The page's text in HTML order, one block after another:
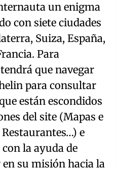
un enigma
con siete ciudades
Suiza, España,
Para
que navegar
para consultar
están escondidos
del site (Mapas e
e
la ayuda de
su misión hacia la